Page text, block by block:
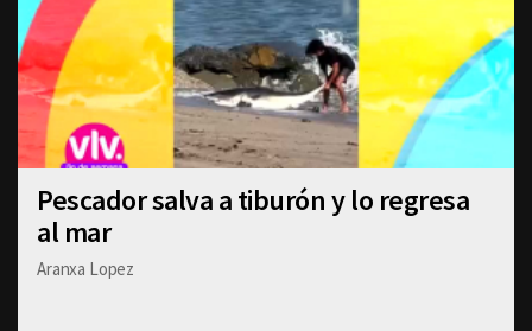
Pescador salva a tiburón y lo regresa
al mar
Aranxa Lopez